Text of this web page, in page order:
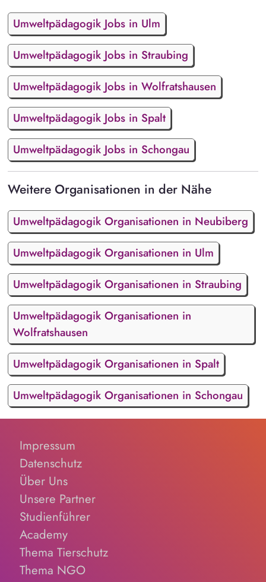
Umweltpädagogik Jobs in Ulm
Umweltpädagogik Jobs in Straubing
Umweltpädagogik Jobs in Wolfratshausen
Umweltpädagogik Jobs in Spalt
Umweltpädagogik Jobs in Schongau
Weitere Organisationen in der Nähe
Umweltpädagogik Organisationen in Neubiberg
Umweltpädagogik Organisationen in Ulm
Umweltpädagogik Organisationen in Straubing
Umweltpädagogik Organisationen in
Wolfratshausen
Umweltpädagogik Organisationen in Spalt
Umweltpädagogik Organisationen in Schongau
Impressum
Datenschutz
Über Uns
Unsere Partner
Studienführer
Academy
Thema Tierschutz
Thema NGO